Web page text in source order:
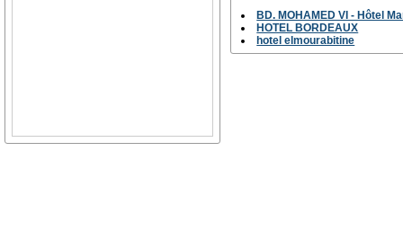
BD. MOHAMED VI - Hôtel
HOTEL BORDEAUX
hotel elmourabitine